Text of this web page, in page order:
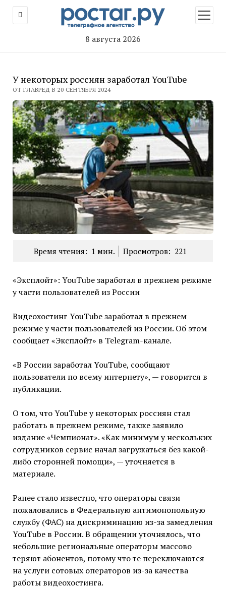
8 августа 2026
меню
У некоторых россиян заработал YouTube
ОТ ГЛАВРЕД В 20 СЕНТЯБРЯ 2024
Время чтения: 1 мин. Просмотров: 221
«Эксплойт»: YouTube заработал в прежнем режиме
у части пользователей из России
Видеохостинг YouTube заработал в прежнем
режиме у части пользователей из России. Об этом
сообщает «Эксплойт» в Telegram-канале.
«В России заработал YouTube, сообщают
пользователи по всему интернету», — говорится в
публикации.
О том, что YouTube у некоторых россиян стал
работать в прежнем режиме, также заявило
издание «Чемпионат». «Как минимум у нескольких
сотрудников сервис начал загружаться без какой-
либо сторонней помощи», — уточняется в
материале.
Ранее стало известно, что операторы связи
пожаловались в Федеральную антимонопольную
службу (ФАС) на дискриминацию из-за замедления
YouTube в России. В обращении уточнялось, что
небольшие региональные операторы массово
теряют абонентов, потому что те переключаются
на услуги сотовых операторов из-за качества
работы видеохостинга.